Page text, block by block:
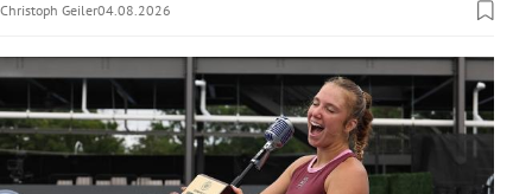
Christoph Geiler04.08.2026